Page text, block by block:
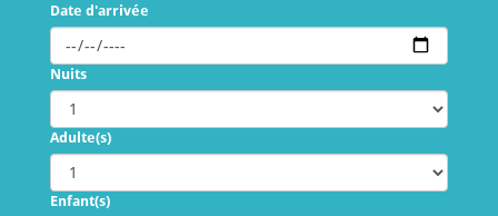
Date d'arrivée
Nuits
Adulte(s)
Enfant(s)